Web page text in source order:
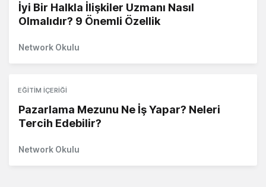
İyi Bir Halkla İlişkiler Uzmanı Nasıl
Olmalıdır? 9 Önemli Özellik
Network Okulu
EĞITIM İÇERIĞI
Pazarlama Mezunu Ne İş Yapar? Neleri
Tercih Edebilir?
Network Okulu